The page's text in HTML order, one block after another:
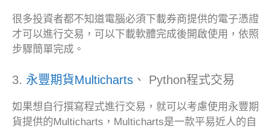
很多投資者都不知道電腦必須下載券商提供的電子憑證
才可以進行交易，可以下載軟體完成後開啟使用，依照
步驟簡單完成。
3. 永豐期貨Multicharts 、 Python程式交易
如果想自行撰寫程式進行交易，就可以考慮使用永豐期
貨提供的Multicharts，Multicharts是一款平易近人的自